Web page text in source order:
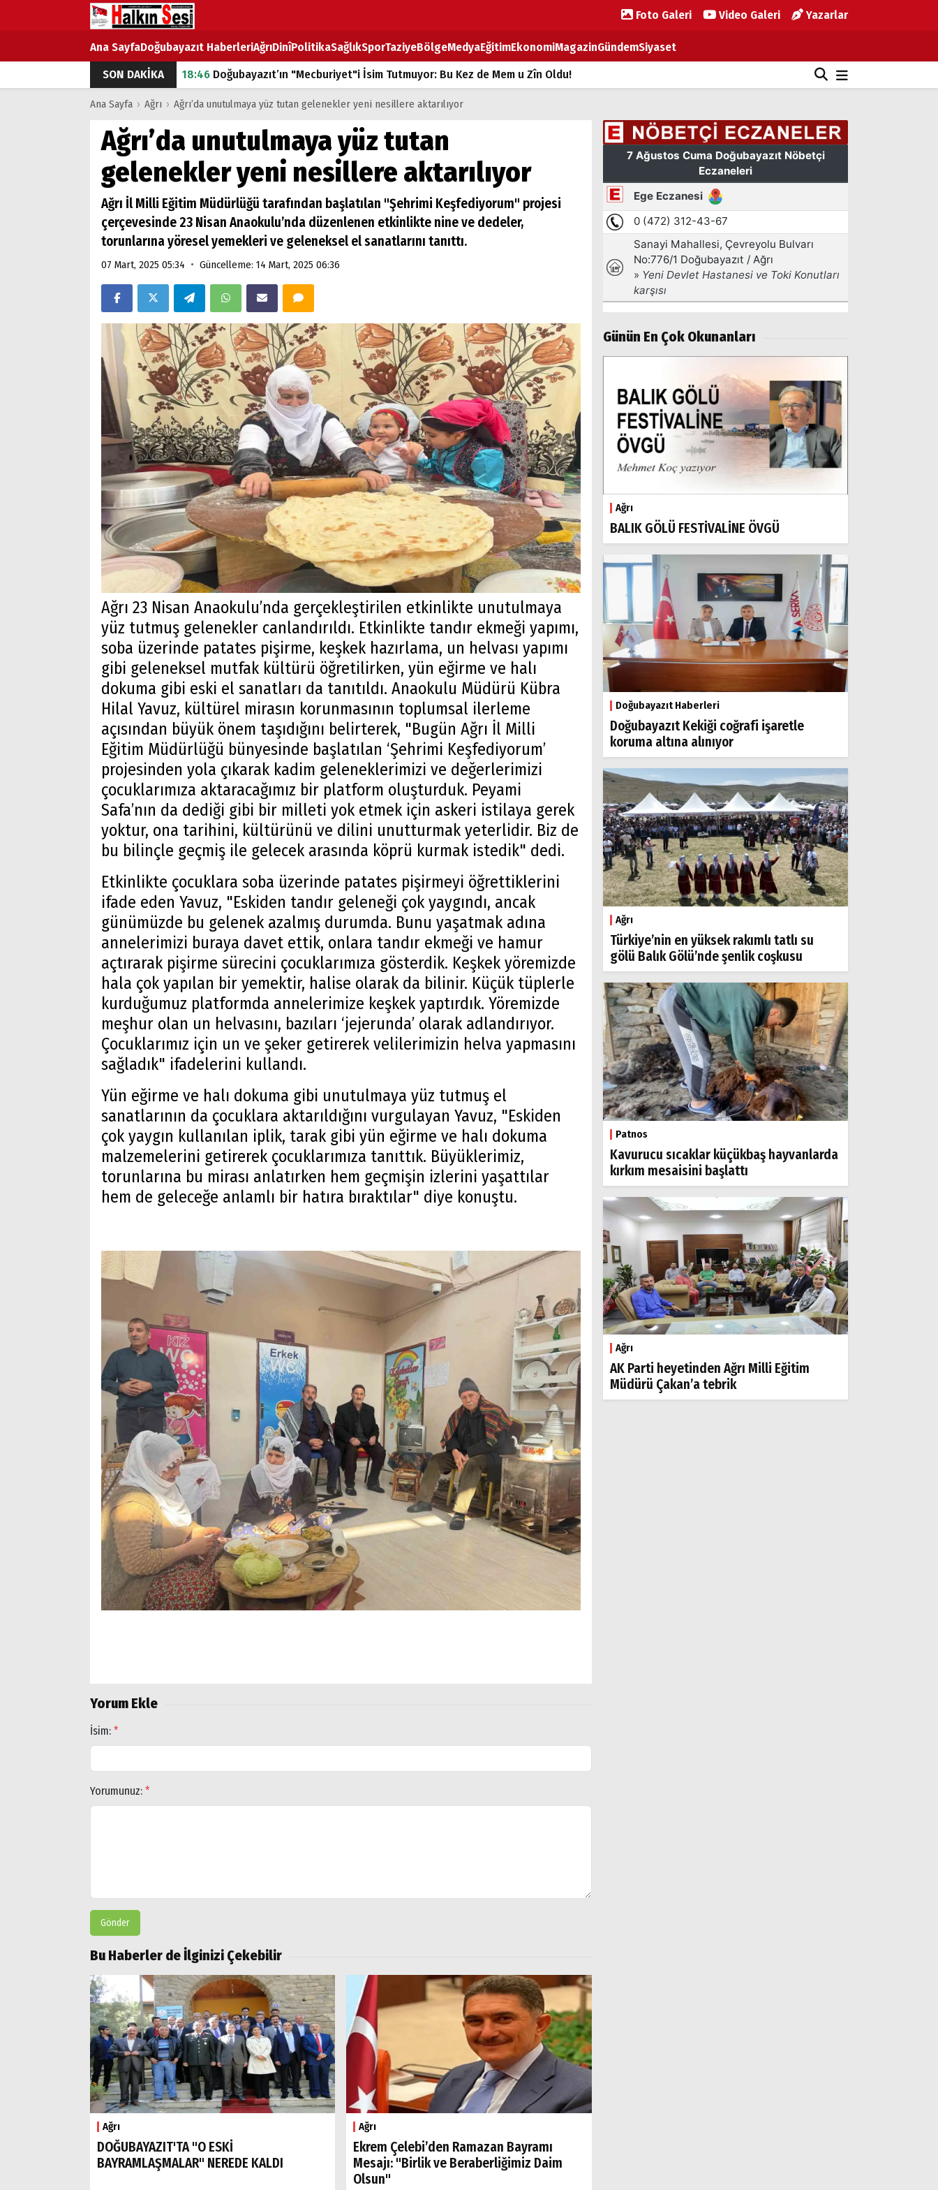
Foto Galeri Video Galeri Yazarlar
Ana SayfaDoğubayazıt HaberleriAğrıDinîPolitikaSağlıkSporTaziyeBölgeMedyaEğitimEkonomiMagazinGündemSiyaset
SON DAKİKA
18:46 Doğubayazıt’ın "Mecburiyet"i İsim Tutmuyor: Bu Kez de Mem u Zîn Oldu!
07:53Doğubayazıt’ta Ekmek Fiyatlarına Zam
Doğubayazıt'ta çocukların sırtındaki ağır yük
07:00DEVLET ve HÜKÜMET
18:29ÇARŞI CADDESİ YAZ BOZ TAHTASI
Ana Sayfa › Ağrı › Ağrı’da unutulmaya yüz tutan gelenekler yeni nesillere aktarılıyor
Ağrı’da unutulmaya yüz tutan
gelenekler yeni nesillere aktarılıyor
Ağrı İl Milli Eğitim Müdürlüğü tarafından başlatılan "Şehrimi Keşfediyorum" projesi
çerçevesinde 23 Nisan Anaokulu’nda düzenlenen etkinlikte nine ve dedeler,
torunlarına yöresel yemekleri ve geleneksel el sanatlarını tanıttı.
07 Mart, 2025 05:34 • Güncelleme: 14 Mart, 2025 06:36
Ağrı 23 Nisan Anaokulu’nda gerçekleştirilen etkinlikte unutulmaya
yüz tutmuş gelenekler canlandırıldı. Etkinlikte tandır ekmeği yapımı,
soba üzerinde patates pişirme, keşkek hazırlama, un helvası yapımı
gibi geleneksel mutfak kültürü öğretilirken, yün eğirme ve halı
dokuma gibi eski el sanatları da tanıtıldı. Anaokulu Müdürü Kübra
Hilal Yavuz, kültürel mirasın korunmasının toplumsal ilerleme
açısından büyük önem taşıdığını belirterek, "Bugün Ağrı İl Milli
Eğitim Müdürlüğü bünyesinde başlatılan ‘Şehrimi Keşfediyorum’
projesinden yola çıkarak kadim geleneklerimizi ve değerlerimizi
çocuklarımıza aktaracağımız bir platform oluşturduk. Peyami
Safa’nın da dediği gibi bir milleti yok etmek için askeri istilaya gerek
yoktur, ona tarihini, kültürünü ve dilini unutturmak yeterlidir. Biz de
bu bilinçle geçmiş ile gelecek arasında köprü kurmak istedik" dedi.
Etkinlikte çocuklara soba üzerinde patates pişirmeyi öğrettiklerini
ifade eden Yavuz, "Eskiden tandır geleneği çok yaygındı, ancak
günümüzde bu gelenek azalmış durumda. Bunu yaşatmak adına
annelerimizi buraya davet ettik, onlara tandır ekmeği ve hamur
açtırarak pişirme sürecini çocuklarımıza gösterdik. Keşkek yöremizde
hala çok yapılan bir yemektir, halise olarak da bilinir. Küçük tüplerle
kurduğumuz platformda annelerimize keşkek yaptırdık. Yöremizde
meşhur olan un helvasını, bazıları ‘jejerunda’ olarak adlandırıyor.
Çocuklarımız için un ve şeker getirerek velilerimizin helva yapmasını
sağladık" ifadelerini kullandı.
Yün eğirme ve halı dokuma gibi unutulmaya yüz tutmuş el
sanatlarının da çocuklara aktarıldığını vurgulayan Yavuz, "Eskiden
çok yaygın kullanılan iplik, tarak gibi yün eğirme ve halı dokuma
malzemelerini getirerek çocuklarımıza tanıttık. Büyüklerimiz,
torunlarına bu mirası anlatırken hem geçmişin izlerini yaşattılar
hem de geleceğe anlamlı bir hatıra bıraktılar" diye konuştu.
Yorum Ekle
İsim: *
Yorumunuz: *
Gönder
Bu Haberler de İlginizi Çekebilir
Ağrı
DOĞUBAYAZIT'TA "O ESKİ
BAYRAMLAŞMALAR" NEREDE KALDI
Ağrı
Ekrem Çelebi’den Ramazan Bayramı
Mesajı: "Birlik ve Beraberliğimiz Daim
Olsun"
Günün En Çok Okunanları
Ağrı
BALIK GÖLÜ FESTİVALİNE ÖVGÜ
Doğubayazıt Haberleri
Doğubayazıt Kekiği coğrafi işaretle
koruma altına alınıyor
Ağrı
Türkiye’nin en yüksek rakımlı tatlı su
gölü Balık Gölü’nde şenlik coşkusu
Patnos
Kavurucu sıcaklar küçükbaş hayvanlarda
kırkım mesaisini başlattı
Ağrı
AK Parti heyetinden Ağrı Milli Eğitim
Müdürü Çakan’a tebrik